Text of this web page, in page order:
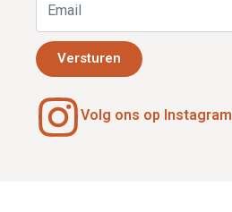
Versturen
Volg ons op Instagram